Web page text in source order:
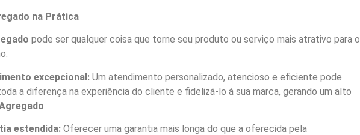
na Prática
pode ser qualquer coisa que torne seu produto ou serviço mais atrativo para o
excepcional:Um atendimento personalizado, atencioso e eficiente pode
a diferença na experiência do cliente e fidelizá-lo à sua marca, gerando um alto
estendida:Oferecer uma garantia mais longa do que a oferecida pela